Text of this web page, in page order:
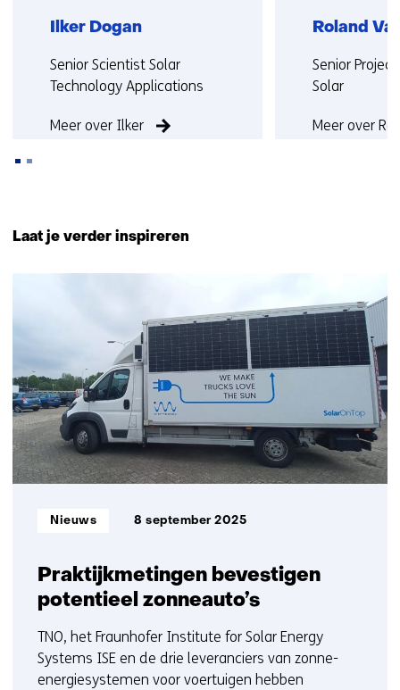
Ilker Dogan
Functie:
Senior Scientist Solar
Technology Applications
Meer over Ilker
Roland
Functie:
Senior
Solar
Meer over
met
ons
op)
Laat je verder inspireren
getoond
6
t/m
10
Praktijkmetingen bevestigen
potentieel zonneauto’s
Informatietype:
Nieuws 8 september 2025
TNO, het Fraunhofer Institute for Solar Energy
Systems ISE en de drie leveranciers van zonne-
energiesystemen voor voertuigen hebben